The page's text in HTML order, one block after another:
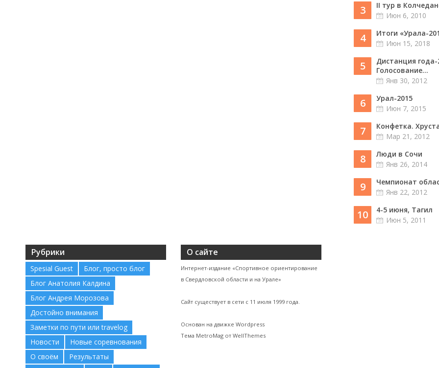
3
II тур в
Июн 6, 2010
4
Итоги «Урала-
Июн 15, 2018
5
Дистанция года-
Голосование...
Янв 30, 2012
6
Урал-2015
Июн 7, 2015
7
Конфетка.
Мар 21, 2012
8
Люди в Сочи
Янв 26, 2014
9
Чемпионат
Янв 22, 2012
10
4-5 июня, Тагил
Июн 5, 2011
Рубрики
Spesial Guest
Блог, просто блог
Блог Анатолия Калдина
Блог Андрея Морозова
Достойно внимания
Заметки по пути или travelog
Новости
Новые соревнования
О своём
Результаты
О сайте
Интернет-издание «Спортивное ориентирование
в Свердловской области и на Урале»
Сайт существует в сети с 11 июля 1999 года.
Основан на движке Wordpress
Тема MetroMag от WellThemes